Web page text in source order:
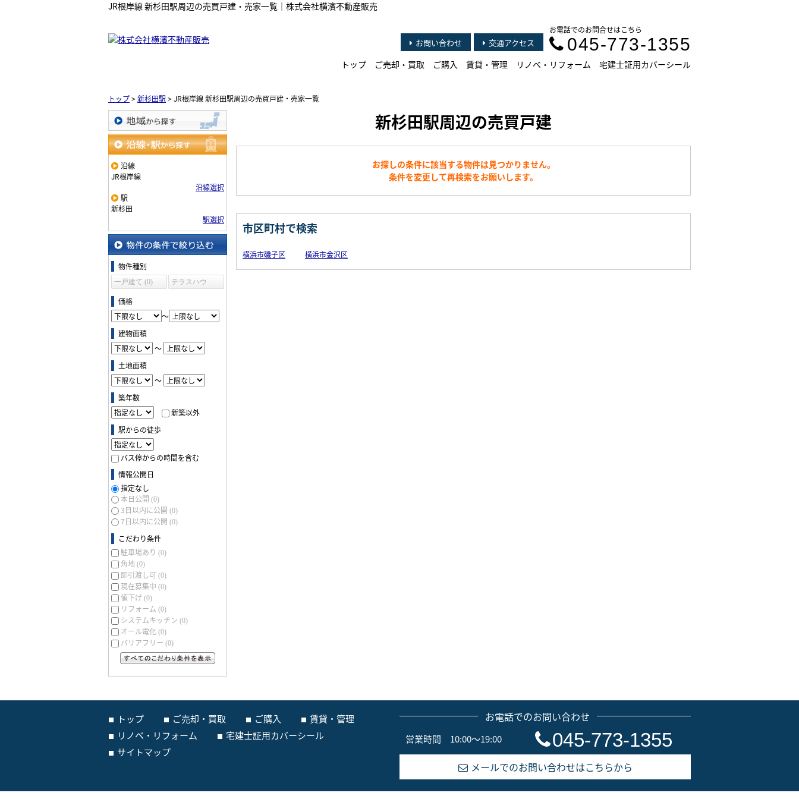
JR根岸線 新杉田駅周辺の売買戸建・売家一覧｜株式会社横濱不動産販売
お電話でのお問合せはこちら
045-773-1355
お問い合わせ 交通アクセス
トップ ご売却・買取 ご購入 賃貸・管理 リノベ・リフォーム 宅建士証用カバーシール
トップ>新杉田駅 >JR根岸線 新杉田駅周辺の売買戸建・売家一覧
地域から探す
沿線・駅から探す
沿線
JR根岸線
沿線選択
駅
新杉田
駅選択
物件の条件で絞り込む
物件種別
一戸建て (0)
テラスハウ
価格
～
建物面積
～
土地面積
～
築年数
新築以外
駅からの徒歩
バス停からの時間を含む
情報公開日
指定なし
本日公開 (0)
3日以内に公開 (0)
7日以内に公開 (0)
こだわり条件
駐車場あり (0)
角地 (0)
即引渡し可 (0)
現在募集中 (0)
値下げ (0)
リフォーム (0)
システムキッチン (0)
オール電化 (0)
バリアフリー (0)
新杉田駅周辺の売買戸建
お探しの条件に該当する物件は見つかりません。
条件を変更して再検索をお願いします。
市区町村で検索
横浜市磯子区 横浜市金沢区
トップ ご売却・買取 ご購入
賃貸・管理
リノベ・リフォーム
宅建士証用カバーシール
サイトマップ
お電話でのお問い合わせ
営業時間 10:00～19:00 045-773-1355
メールでのお問い合わせはこちらから